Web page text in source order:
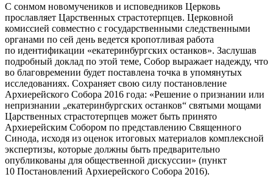
С сонмом новомучеников и исповедников Церковь
прославляет Царственных страстотерпцев. Церковной
комиссией совместно с государственными следственными
органами по сей день ведется кропотливая работа
по идентификации «екатеринбургских останков». Заслушав
подробный доклад по этой теме, Собор выражает надежду, что
во благовремении будет поставлена точка в упомянутых
исследованиях. Сохраняет свою силу постановление
Архиерейского Собора 2016 года: «Решение о признании или
непризнании „екатеринбургских останков“ святыми мощами
Царственных страстотерпцев может быть принято
Архиерейским Собором по представлению Священного
Синода, исходя из оценок итоговых материалов комплексной
экспертизы, которые должны быть предварительно
опубликованы для общественной дискуссии» (пункт
10 Постановлений Архиерейского Собора 2016).